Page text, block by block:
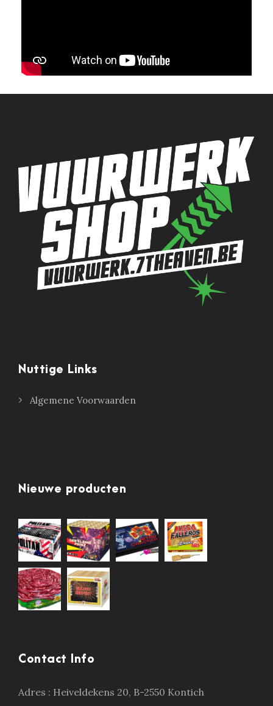
Nuttige Links
Algemene Voorwaarden
Nieuwe producten
Contact Info
Adres : Heiveldekens 20, B-2550 Kontich